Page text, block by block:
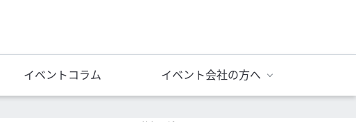
イベントコラム イベント会社の方へ